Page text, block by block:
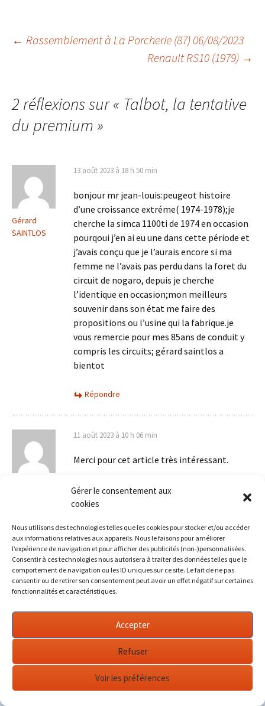
Gérer le consentement aux
cookies
Nous utilisons des technologies telles que les cookies pour stocker et/ou accéder
aux informations relatives aux appareils. Nous le faisons pour améliorer
l’expérience de navigation et pour afficher des publicités (non-)personnalisées.
Consentir à ces technologies nous autorisera à traiter des données telles que le
comportement de navigation ou les ID uniques sur ce site. Le fait de ne pas
consentir ou de retirer son consentement peut avoir un effet négatif sur certaines
fonctionnalités et caractéristiques.
Accepter
Refuser
Voir les préférences
Navigation
articles
← Rassemblement à La Porcherie (87) 06/08/2023
Renault RS10 (1979) →
2 réflexions sur « Talbot, la tentative
du premium»
Gérard
SAINTLOS
13 août 2023 à 18 h 50 min
bonjour mr jean-louis:peugeot histoire
d’une croissance extréme( 1974-1978);je
cherche la simca 1100ti de 1974 en occasion
pourqoui j’en ai eu une dans cette période et
j’avais conçu que je l’aurais encore si ma
femme ne l’avais pas perdu dans la foret du
circuit de nogaro, depuis je cherche
l’identique en occasion;mon meilleurs
souvenir dans son état me faire des
propositions ou l’usine qui la fabrique.je
vous remercie pour mes 85ans de conduit y
compris les circuits; gérard saintlos a
bientot
Répondre
11 août 2023 à 10 h 06 min
Merci pour cet article très intéressant.
Répondre
Laisser un commentaire
Votre adresse e-mail ne sera pas publiée.